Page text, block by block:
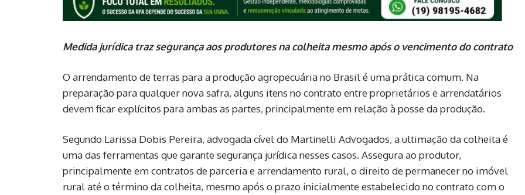
Medida jurídica traz segurança aos produtores na colheita mesmo após o vencimento do contrato
O arrendamento de terras para a produção agropecuária no Brasil é uma prática comum. Na
preparação para qualquer nova safra, alguns itens no contrato entre proprietários e arrendatários
devem ficar explícitos para ambas as partes, principalmente em relação à posse da produção.
Segundo Larissa Dobis Pereira, advogada cível do Martinelli Advogados, a ultimação da colheita é
uma das ferramentas que garante segurança jurídica nesses casos. Assegura ao produtor,
principalmente em contratos de parceria e arrendamento rural, o direito de permanecer no imóvel
rural até o término da colheita, mesmo após o prazo inicialmente estabelecido no contrato com o